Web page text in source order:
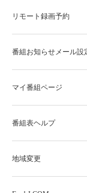
リモート録画予約
番組お知らせメール設
マイ番組ページ
番組表ヘルプ
地域変更